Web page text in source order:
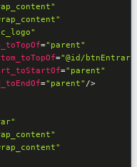
="parent"
="@id/btnEntrar"
="parent"
="parent" />